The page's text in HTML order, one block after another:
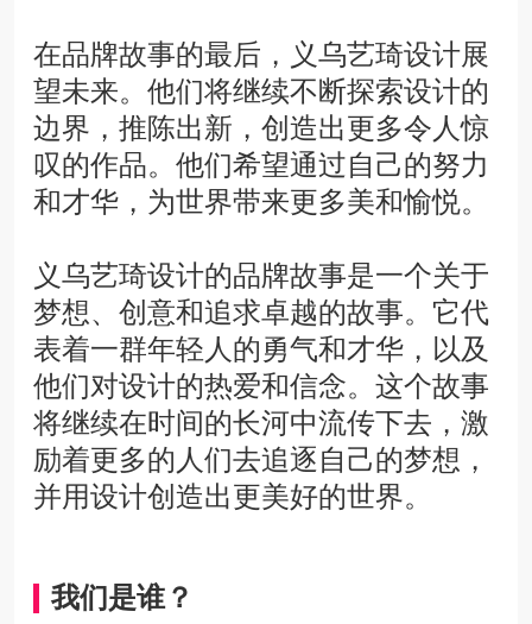
在品牌故事的最后，义乌艺琦设计展
望未来。他们将继续不断探索设计的
边界，推陈出新，创造出更多令人惊
叹的作品。他们希望通过自己的努力
和才华，为世界带来更多美和愉悦。
义乌艺琦设计的品牌故事是一个关于
梦想、创意和追求卓越的故事。它代
表着一群年轻人的勇气和才华，以及
他们对设计的热爱和信念。这个故事
将继续在时间的长河中流传下去，激
励着更多的人们去追逐自己的梦想，
并用设计创造出更美好的世界。
我们是谁？